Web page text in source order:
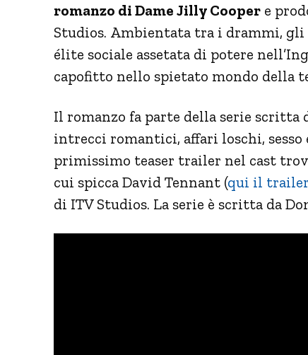
romanzo di Dame Jilly Cooper e
Studios. Ambientata tra i drammi, gli
élite sociale assetata di potere
capofitto nello spietato mondo della
Il romanzo fa parte della serie scritta
intrecci romantici, affari loschi, sesso
primissimo teaser trailer nel cast
cui spicca David Tennant (qui il trailer
di ITV Studios. La serie è scritta da